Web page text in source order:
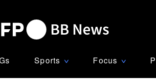
Sports ∨ Focus ∨